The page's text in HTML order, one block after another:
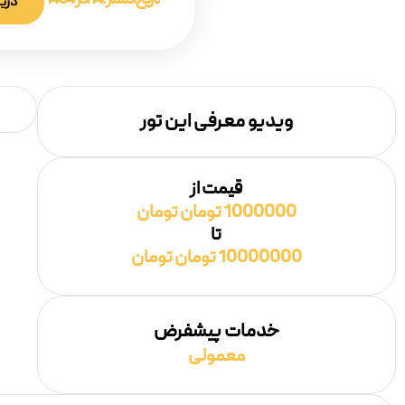
ویدیو معرفی این تور
قیمت از
1000000 تومان تومان
تا
10000000 تومان تومان
خدمات پیشفرض
معمولی